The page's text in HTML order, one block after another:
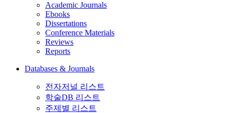
Academic Journals
Ebooks
Dissertations
Conference Materials
Reviews
Reports
Databases & Journals
전자저널 리스트
학술DB 리스트
주제별 리스트